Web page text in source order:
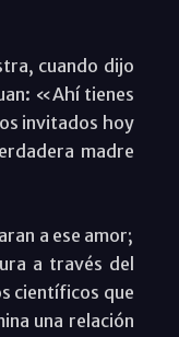
cuando dijo
«Ahí tienes
invitados hoy
madre
a ese amor;
a través del
científicos que
una relación